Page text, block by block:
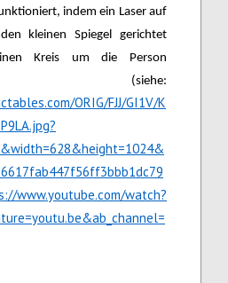
indem ein Laser auf
kleinen Spiegel gerichtet
Kreis um die Person
(siehe:
ORIG/FJJ/GI1V/K
www.youtube.com/watch?